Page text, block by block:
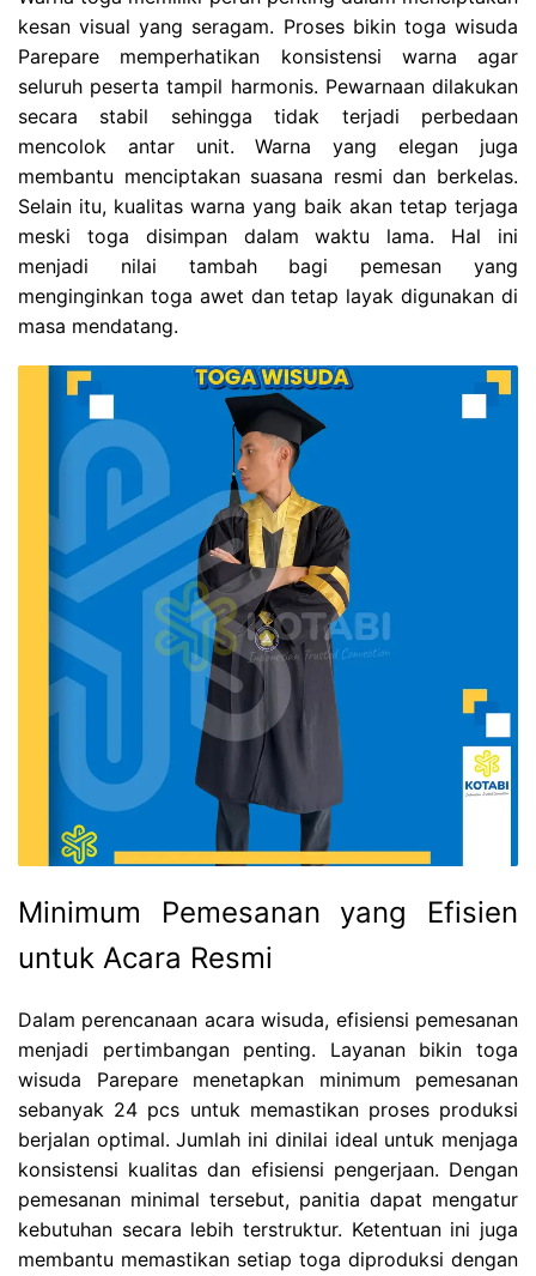
kesan visual yang seragam. Proses bikin toga wisuda
Parepare memperhatikan konsistensi warna agar
seluruh peserta tampil harmonis. Pewarnaan dilakukan
secara stabil sehingga tidak terjadi perbedaan
mencolok antar unit. Warna yang elegan juga
membantu menciptakan suasana resmi dan berkelas.
Selain itu, kualitas warna yang baik akan tetap terjaga
meski toga disimpan dalam waktu lama. Hal ini
menjadi nilai tambah bagi pemesan yang
menginginkan toga awet dan tetap layak digunakan di
masa mendatang.
Minimum Pemesanan yang Efisien
untuk Acara Resmi
Dalam perencanaan acara wisuda, efisiensi pemesanan
menjadi pertimbangan penting. Layanan bikin toga
wisuda Parepare menetapkan minimum pemesanan
sebanyak 24 pcs untuk memastikan proses produksi
berjalan optimal. Jumlah ini dinilai ideal untuk menjaga
konsistensi kualitas dan efisiensi pengerjaan. Dengan
pemesanan minimal tersebut, panitia dapat mengatur
kebutuhan secara lebih terstruktur. Ketentuan ini juga
membantu memastikan setiap toga diproduksi dengan